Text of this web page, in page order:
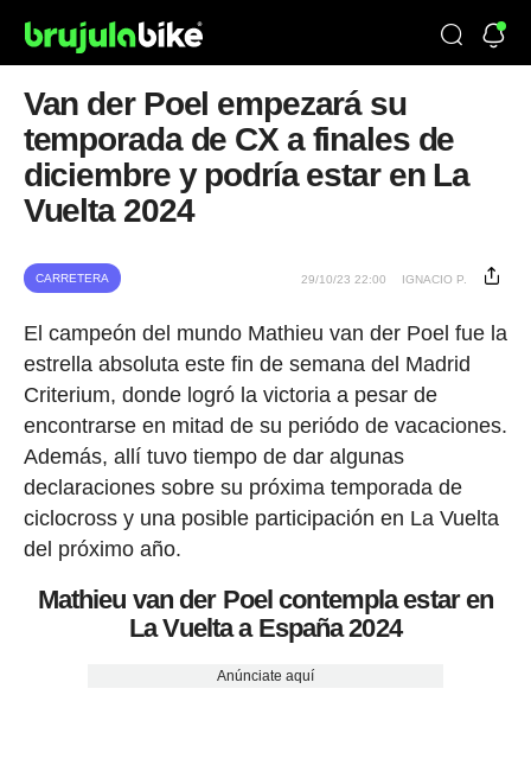
Van der Poel empezará su
temporada de CX a finales de
diciembre y podría estar en La
Vuelta 2024
CARRETERA 29/10/23 22:00 IGNACIO P.
El campeón del mundo Mathieu van der Poel fue la
estrella absoluta este fin de semana del Madrid
Criterium, donde logró la victoria a pesar de
encontrarse en mitad de su periódo de vacaciones.
Además, allí tuvo tiempo de dar algunas
declaraciones sobre su próxima temporada de
ciclocross y una posible participación en La Vuelta
del próximo año.
Mathieu van der Poel contempla estar en
La Vuelta a España 2024
Anúnciate aquí